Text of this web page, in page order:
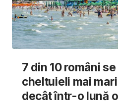
7 din 10 români
cheltuieli mai
decât într-o lună